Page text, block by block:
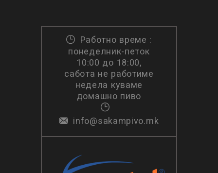
Работно време :
понеделник-петок
10:00 до 18:00,
сабота не работиме
недела куваме
домашно пиво
info@sakampivo.mk